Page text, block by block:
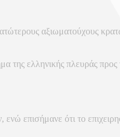
αξιωματούχους
ελληνικής πλευράς προς
επισήμανε ότι το